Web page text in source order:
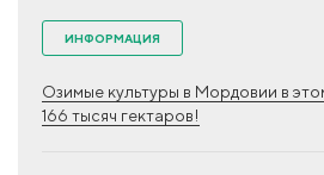
ИНФОРМАЦИЯ
Озимые культуры в Мордовии в
166 тысяч гектаров!